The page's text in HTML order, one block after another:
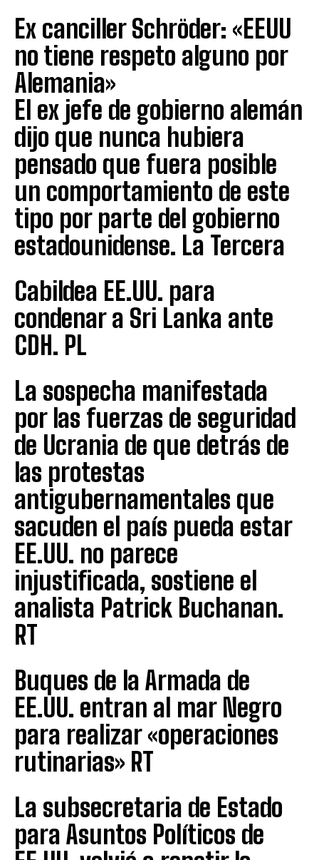
Ex canciller Schröder: «EEUU
no tiene respeto alguno por
Alemania»
El ex jefe de gobierno alemán
dijo que nunca hubiera
pensado que fuera posible
un comportamiento de este
tipo por parte del gobierno
estadounidense. La Tercera
Cabildea EE.UU. para
condenar a Sri Lanka ante
CDH. PL
La sospecha manifestada
por las fuerzas de seguridad
de Ucrania de que detrás de
las protestas
antigubernamentales que
sacuden el país pueda estar
EE.UU. no parece
injustificada, sostiene el
analista Patrick Buchanan.
RT
Buques de la Armada de
EE.UU. entran al mar Negro
para realizar «operaciones
rutinarias» RT
La subsecretaria de Estado
para Asuntos Políticos de